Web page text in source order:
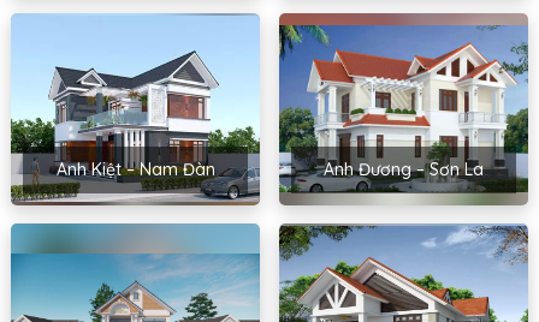
Anh Kiệt – Nam Đàn Anh Đương – Sơn La